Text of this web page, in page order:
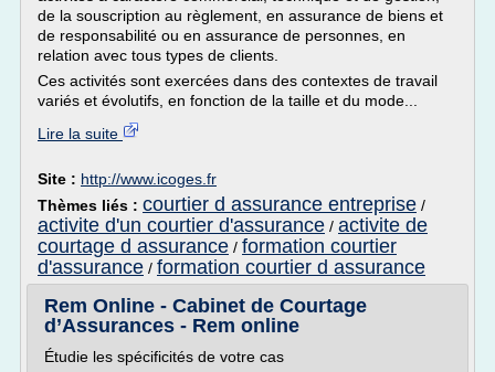
de la souscription au règlement, en assurance de biens et
de responsabilité ou en assurance de personnes, en
relation avec tous types de clients.
Ces activités sont exercées dans des contextes de travail
variés et évolutifs, en fonction de la taille et du mode...
Lire la suite
Site : http://www.icoges.fr
Thèmes liés : courtier d assurance entreprise /
activite d'un courtier d'assurance / activite de
courtage d assurance / formation courtier
d'assurance / formation courtier d assurance
Rem Online - Cabinet de Courtage
d’Assurances - Rem online
Étudie les spécificités de votre cas